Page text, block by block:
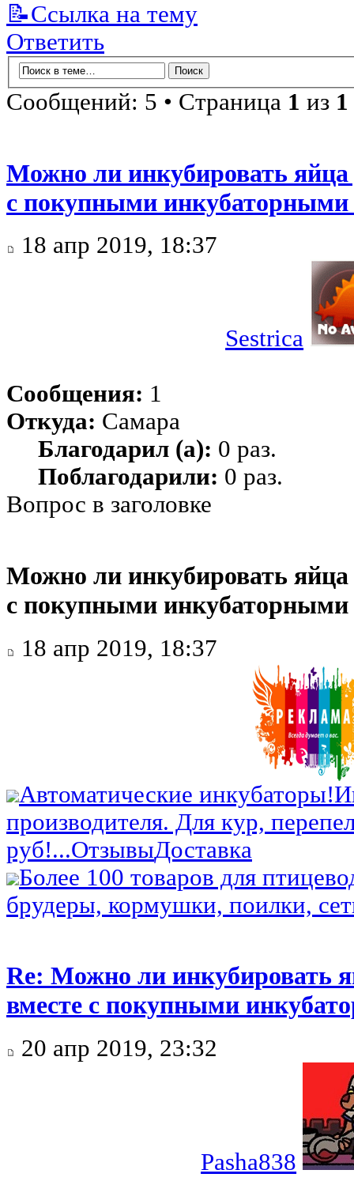
📝Ссылка на тему
Ответить
Сообщений: 5 • Страница 1 из 1
Можно ли инкубировать
с покупными
18 апр 2019, 18:37
Sestrica
Сообщения: 1
Откуда: Самара
Благодарил (а): 0 раз.
Поблагодарили: 0 раз.
Вопрос в заголовке
Можно ли инкубировать
с покупными
18 апр 2019, 18:37
Автоматические инкубаторы!
производителя. Для кур,
руб!...ОтзывыДоставка
Более 100 товаров для
брудеры, кормушки, поилки,
Re: Можно ли инкубировать
вместе с покупными
20 апр 2019, 23:32
Pasha838